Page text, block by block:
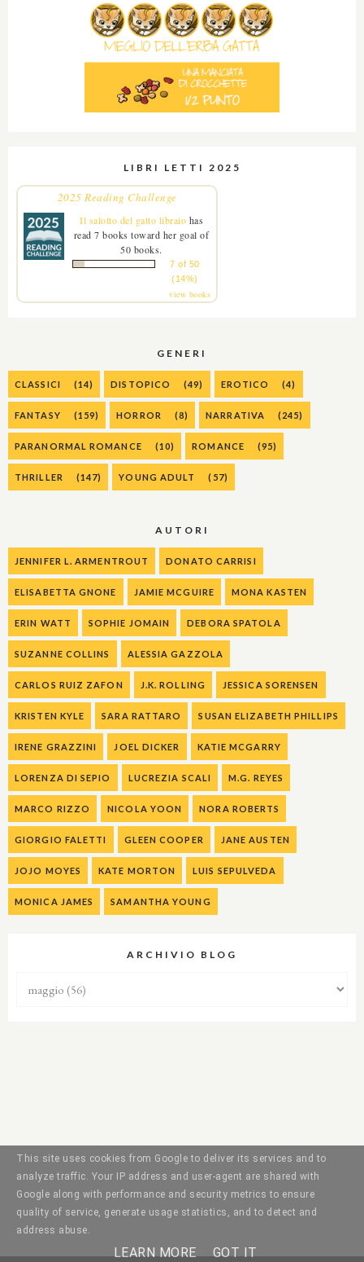
LIBRI LETTI 2025
2025 Reading Challenge
Il salotto del gatto libraio has
read 7 books toward her goal of
50 books.
7 of 50
(14%)
view books
GENERI
CLASSICI (14) DISTOPICO (49) EROTICO (4)
FANTASY (159) HORROR (8) NARRATIVA (245)
PARANORMAL ROMANCE (10) ROMANCE (95)
THRILLER (147) YOUNG ADULT (57)
AUTORI
JENNIFER L. ARMENTROUT DONATO CARRISI
ELISABETTA GNONE JAMIE MCGUIRE MONA KASTEN
ERIN WATT SOPHIE JOMAIN DEBORA SPATOLA
SUZANNE COLLINS ALESSIA GAZZOLA
CARLOS RUIZ ZAFON J.K. ROLLING JESSICA SORENSEN
KRISTEN KYLE SARA RATTARO SUSAN ELIZABETH PHILLIPS
IRENE GRAZZINI JOEL DICKER KATIE MCGARRY
LORENZA DI SEPIO LUCREZIA SCALI M.G. REYES
MARCO RIZZO NICOLA YOON NORA ROBERTS
GIORGIO FALETTI GLEEN COOPER JANE AUSTEN
JOJO MOYES KATE MORTON LUIS SEPULVEDA
MONICA JAMES SAMANTHA YOUNG
ARCHIVIO BLOG
This site uses cookies from Google to deliver its services and to
analyze traffic. Your IP address and user-agent are shared with
Google along with performance and security metrics to ensure
quality of service, generate usage statistics, and to detect and
address abuse.
LEARN MORE GOT IT